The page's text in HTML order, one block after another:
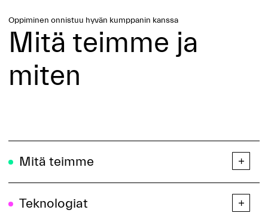
Oppiminen onnistuu hyvän kumppanin kanssa
Mitä teimme ja
miten
Mitä teimme
Teknologiat